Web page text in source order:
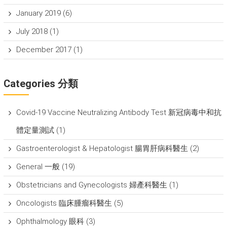
January 2019(6)
July 2018(1)
December 2017(1)
Categories 分類
Covid-19 Vaccine Neutralizing Antibody Test 新冠病毒中和抗
體定量測試(1)
Gastroenterologist & Hepatologist 腸胃肝病科醫生 (2)
General 一般(19)
Obstetricians and Gynecologists 婦產科醫生 (1)
Oncologists 臨床腫瘤科醫生 (5)
Ophthalmology 眼科(3)